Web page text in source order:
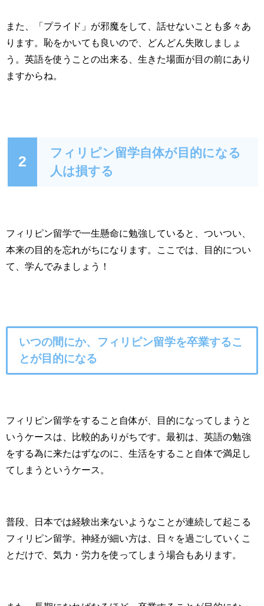
また、「プライド」が邪魔をして、話せないことも多々あ
ります。恥をかいても良いので、どんどん失敗しましょ
う。英語を使うことの出来る、生きた場面が目の前にあり
ますからね。
2
フィリピン留学自体が目的になる
人は損する
フィリピン留学で一生懸命に勉強していると、ついつい、
本来の目的を忘れがちになります。ここでは、目的につい
て、学んでみましょう！
いつの間にか、フィリピン留学を卒業するこ
とが目的になる
フィリピン留学をすること自体が、目的になってしまうと
いうケースは、比較的ありがちです。最初は、英語の勉強
をする為に来たはずなのに、生活をすること自体で満足し
てしまうというケース。
普段、日本では経験出来ないようなことが連続して起こる
フィリピン留学。神経が細い方は、日々を過ごしていくこ
とだけで、気力・労力を使ってしまう場合もあります。